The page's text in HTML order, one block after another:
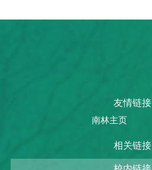
友情链接
南林主页
相关链接